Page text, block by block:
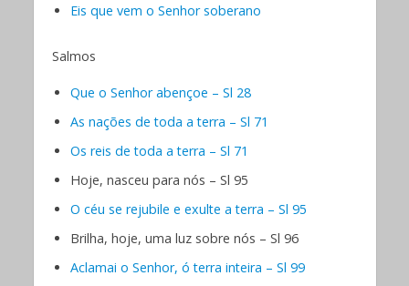
Eis que vem o Senhor soberano
Salmos
Que o Senhor abençoe – Sl 28
As nações de toda a terra – Sl 71
Os reis de toda a terra – Sl 71
Hoje, nasceu para nós – Sl 95
O céu se rejubile e exulte a terra – Sl 95
Brilha, hoje, uma luz sobre nós – Sl 96
Aclamai o Senhor, ó terra inteira – Sl 99